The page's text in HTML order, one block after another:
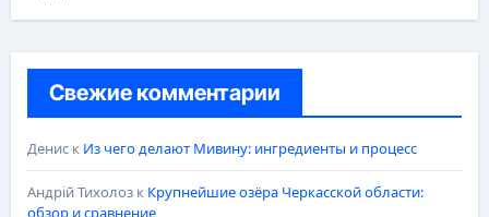
Свежие комментарии
Дениск Из чего делают Мивину: ингредиенты и процесс
Андрій Тихолозк Крупнейшие озёра Черкасской области:
обзор и сравнение